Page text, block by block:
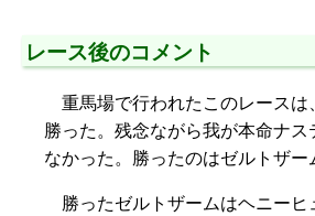
レース後のコメント
重馬場で行われたこのレースは
勝った。残念ながら我が本命ナ
なかった。勝ったのはゼルトザー
勝ったゼルトザームはヘニーヒ